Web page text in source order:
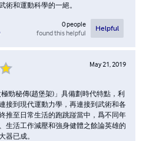
術和運動科學的一絕。
0people
found this helpful
Helpful
May 21, 2019
極勁秘傳(趙堡架)」具備劃時代特點，利
接到現代運動力學，再連接到武術和各
推至日常生活的跑跳踫當中，爲不同年
生活工作減壓和強身健體之餘論英雄的
器已成。